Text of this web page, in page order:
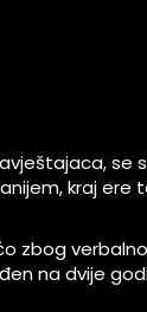
se
kraj ere
zbog
na dvije